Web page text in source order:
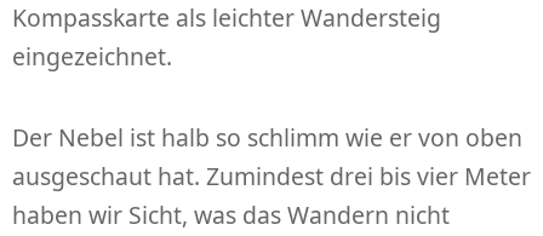
Kompasskarte als leichter Wandersteig
eingezeichnet.
Der Nebel ist halb so schlimm wie er von oben
ausgeschaut hat. Zumindest drei bis vier Meter
haben wir Sicht, was das Wandern nicht